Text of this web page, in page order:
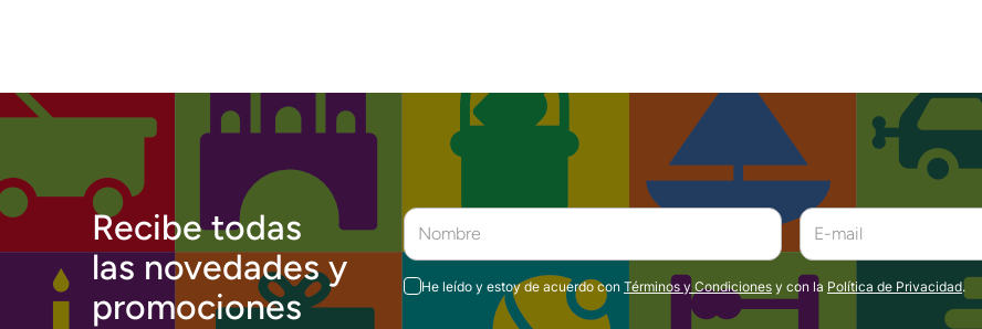
Recibe todas
las novedades y
promociones
He leído y estoy de acuerdo con Términos y Condiciones y con la Política de Privacidad.